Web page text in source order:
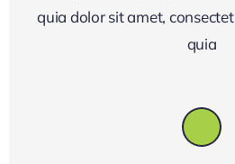
quia dolor sit amet,
quia